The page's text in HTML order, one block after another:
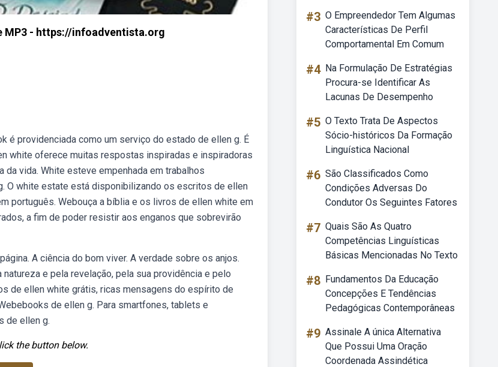
MP3 - https://infoadventista.org
providenciada como um serviço do estado de ellen g. É
white oferece muitas respostas inspiradas e inspiradoras
vida. White esteve empenhada em trabalhos
O white estate está disponibilizando os escritos de ellen
português. Webouça a bíblia e os livros de ellen white em
a fim de poder resistir aos enganos que sobrevirão
A ciência do bom viver. A verdade sobre os anjos.
e pela revelação, pela sua providência e pelo
de ellen white grátis, ricas mensagens do espírito de
de ellen g. Para smartfones, tablets e
de ellen g.
the button below.
#3 O Empreendedor Tem Algumas
Características De Perfil
Comportamental Em Comum
#4 Na Formulação De Estratégias
Procura-se Identificar As
Lacunas De Desempenho
#5 O Texto Trata De Aspectos
Sócio-históricos Da Formação
Linguística Nacional
#6 São Classificados Como
Condições Adversas Do
Condutor Os Seguintes Fatores
#7 Quais São As Quatro
Competências Linguísticas
Básicas Mencionadas No Texto
#8 Fundamentos Da Educação
Concepções E Tendências
Pedagógicas Contemporâneas
#9 Assinale A única Alternativa
Que Possui Uma Oração
Coordenada Assindética